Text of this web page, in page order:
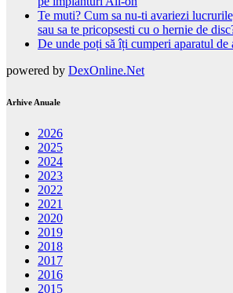
Te muti? Cum sa nu-ti avariezi
sau sa te pricopsesti cu o hernie de
De unde poți să îți cumperi aparatul de
powered by DexOnline.Net
Arhive Anuale
2026
2025
2024
2023
2022
2021
2020
2019
2018
2017
2016
2015